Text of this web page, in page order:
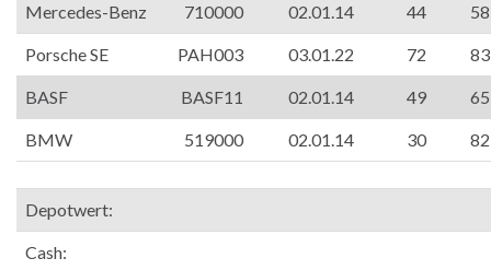
Mercedes-Benz 710000 02.01.14 44
Porsche SE PAH003 03.01.22 72
BASF BASF11 02.01.14 49
BMW 519000 02.01.14 30
Depotwert:
Cash: